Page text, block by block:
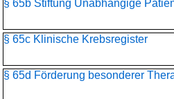
§ 65b Stiftung Unabhängige
§ 65c Klinische Krebsregister
§ 65d Förderung besonderer